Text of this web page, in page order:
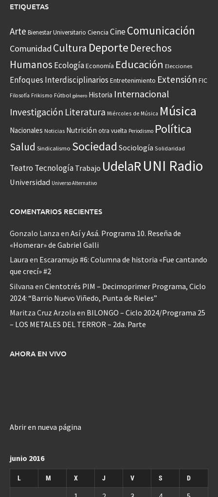
ETIQUETAS
Arte Bienestar Universitario Ciencia CineComunicación
Comunidad Cultura Deporte Derechos
Humanos EcologíaEconomía Educación Elecciones
Enfoques Interdisciplinarios Entretenimiento Extensión FIC
Filosofía Frikismo Fútbol género Historia Internacional
Investigación Literatura Miércoles de Música Música
Nacionales Noticias Nutrición otra vuelta Periodismo Política
Salud Sindicalismo Sociedad Sociología Solidaridad
Teatro Tecnología Trabajo UdelaRUNI Radio
Universidad Universo Alternativo
COMENTARIOS RECIENTES
Gonzalo Lanza en Así y Asá. Programa 10. Reseña de
«Homerar» de Gabriel Galli
Laura en Escaramujo #6: Columna de historia «Fue cantando
que crecí» #2
Silvana en Cientotrés PIM – Decimoprimer Programa, Ciclo
2024: “Barrio Nuevo Viñedo, Punta de Rieles”
Maritza Cruz Arzola en BILONGO – Ciclo 2024/Programa 25
– LOS METALES DEL TERROR – 2da. Parte
AHORA EN VIVO
Abrir en nueva página
junio 2016
L M X J V S D